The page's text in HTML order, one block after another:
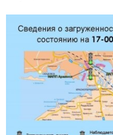
УКРАИНСКАЯ ПРОБЛЕМА КРЫМА
Все сайты RFE/RL